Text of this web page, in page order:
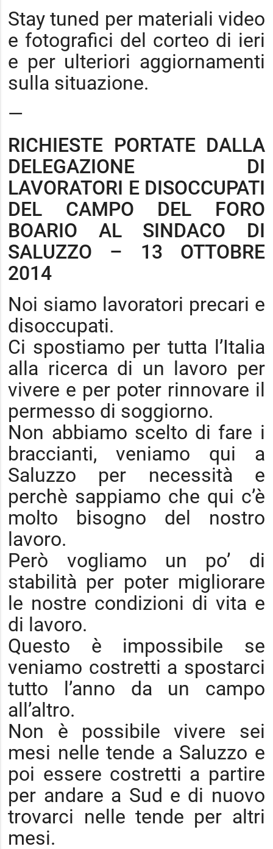
Stay tuned per materiali video
e fotografici del corteo di ieri
e per ulteriori aggiornamenti
sulla situazione.
—
RICHIESTE PORTATE DALLA
DELEGAZIONE DI
LAVORATORI E DISOCCUPATI
DEL CAMPO DEL FORO
BOARIO AL SINDACO DI
SALUZZO – 13 OTTOBRE
2014
Noi siamo lavoratori precari e
disoccupati.
Ci spostiamo per tutta l’Italia
alla ricerca di un lavoro per
vivere e per poter rinnovare il
permesso di soggiorno.
Non abbiamo scelto di fare i
braccianti, veniamo qui a
Saluzzo per necessità e
perchè sappiamo che qui c’è
molto bisogno del nostro
lavoro.
Però vogliamo un po’ di
stabilità per poter migliorare
le nostre condizioni di vita e
di lavoro.
Questo è impossibile se
veniamo costretti a spostarci
tutto l’anno da un campo
all’altro.
Non è possibile vivere sei
mesi nelle tende a Saluzzo e
poi essere costretti a partire
per andare a Sud e di nuovo
trovarci nelle tende per altri
mesi.